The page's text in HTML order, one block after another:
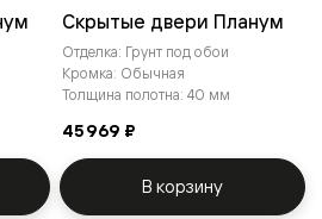
Скрытые двери Планум
Отделка: Грунт под обои
Кромка: Обычная
Толщина полотна: 40 мм
45 969 ₽
В корзину